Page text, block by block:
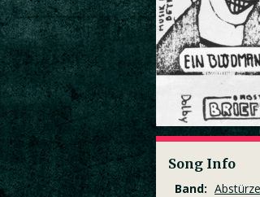
Song Info
Band: